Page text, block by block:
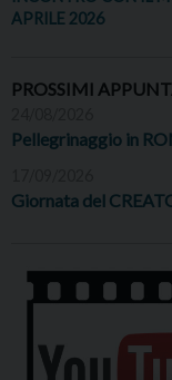
APRILE 2026
PROSSIMI
Pellegrinaggio in
Giornata del